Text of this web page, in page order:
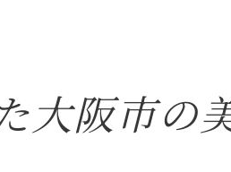
自分のライフス
行きつけの美
大阪市の